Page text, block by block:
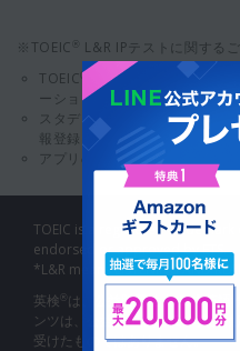
※TOEIC ®
L&R IPテストに関する
TOEIC ®
L&R IPテストはIIBC
ーション協会）にて提供されて
スタディサプリENGLISH経由
報登録」のご案内をお送りし、
アプリのご利用には別途ご契約
TOEIC is a registered trademark
endorsed or approved by ETS.
*L&R means LISTENING AND
英検 ® は、公益財団法人 日本英語
ンツは、公益財団法人 日本英語
受けたものではありません。